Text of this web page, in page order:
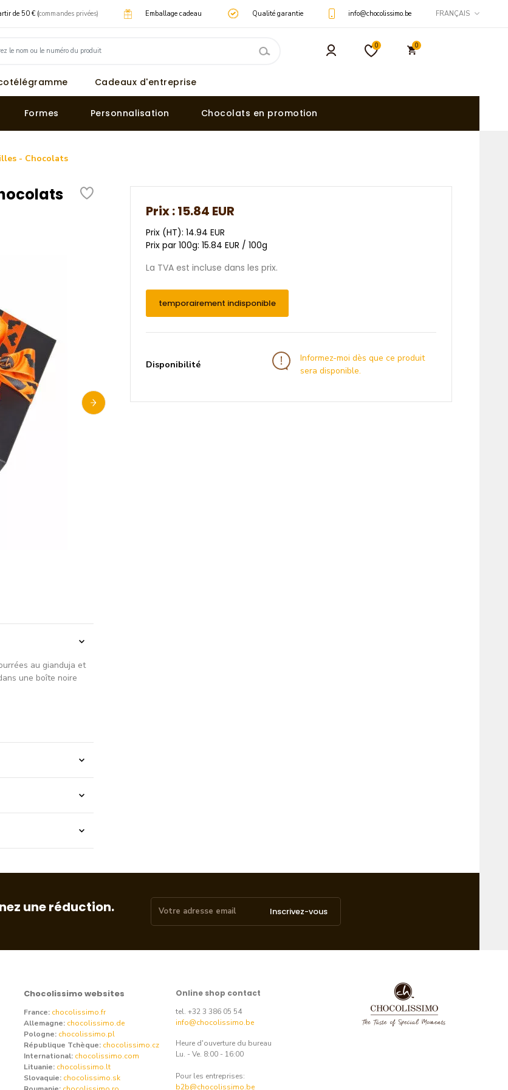
de 50 € (commandes privées) Emballage cadeau Qualité garantie info@chocolissimo.be FRANÇAIS
0 0
Cadeaux d'entreprise
Formes Personnalisation Chocolats en promotion
- Chocolats
au gianduja et
une boîte noire
Prix :15.84 EUR
Prix (HT): 14.94 EUR
Prix par 100g: 15.84 EUR / 100g
La TVA est incluse dans les prix.
temporairement indisponible
Disponibilité
Informez-moi dès que ce produit
sera disponible.
une réduction. Inscrivez-vous
Chocolissimo websites
France: chocolissimo.fr
Allemagne: chocolissimo.de
Pologne: chocolissimo.pl
République Tchèque: chocolissimo.cz
International: chocolissimo.com
Lituanie: chocolissimo.lt
Slovaquie: chocolissimo.sk
Online shop contact
tel. +32 3 386 05 54
info@chocolissimo.be
Heure d'ouverture du bureau
Lu. - Ve. 8:00 - 16:00
Pour les entreprises:
b2b@chocolissimo.be